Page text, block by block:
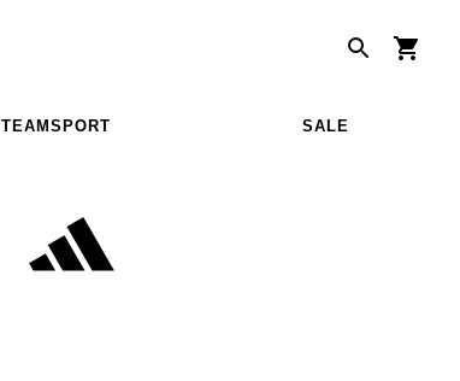
TEAMSPORT SALE